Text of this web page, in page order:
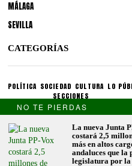
MÁLAGA
SEVILLA
CATEGORÍAS
POLÍTICA SOCIEDAD CULTURA LO
SINDICATOS
SECCIONES
CRONIQUEA
CONDICIONES LEGALES
Aviso legal
NO TE PIERDAS
La nueva Junta
costará 2,5
más en altos
andaluces que la
legislatura por la